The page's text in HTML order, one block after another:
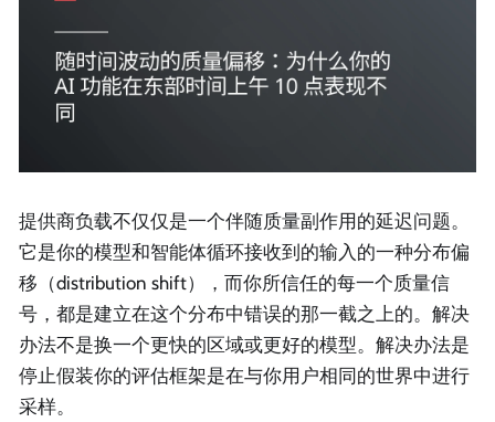
提供商负载不仅仅是一个伴随质量副作用的延迟问题。
它是你的模型和智能体循环接收到的输入的一种分布偏
移（distribution shift），而你所信任的每一个质量信
号，都是建立在这个分布中错误的那一截之上的。解决
办法不是换一个更快的区域或更好的模型。解决办法是
停止假装你的评估框架是在与你用户相同的世界中进行
采样。